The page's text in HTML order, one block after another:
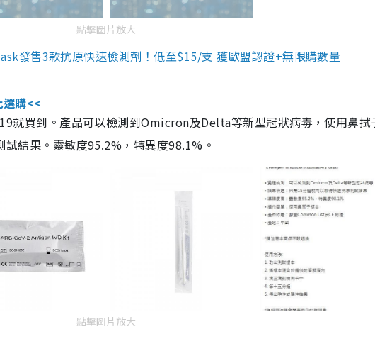
點擊圖片放大
發售3款抗原快速檢測劑！低至$15/支 獲歐盟認證+無限購數量
購<<
就買到。產品可以檢測到Omicron及Delta等新型冠狀病毒，使用鼻拭
結果。靈敏度95.2%，特異度98.1%。
點擊圖片放大